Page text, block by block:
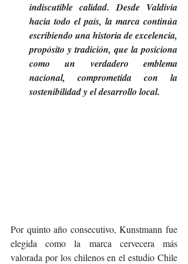
indiscutible calidad. Desde Valdivia
hacia todo el país, la marca continúa
escribiendo una historia de excelencia,
propósito y tradición, que la posiciona
como un verdadero emblema
nacional, comprometida con la
sostenibilidad y el desarrollo local.
Por quinto año consecutivo, Kunstmann fue
elegida como la marca cervecera más
valorada por los chilenos en el estudio Chile